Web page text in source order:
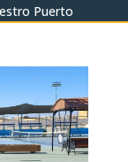
Puerto